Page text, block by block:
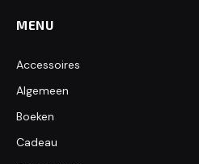
MENU
Accessoires
Algemeen
Boeken
Cadeau